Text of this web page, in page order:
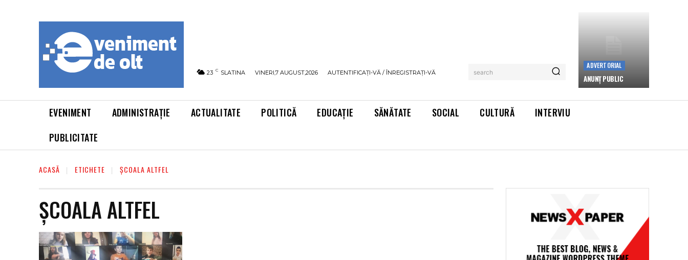
23 C SLATINA VINERI,7 AUGUST,2026 AUTENTIFICAȚI-VĂ / ÎNREGISTRAȚI-VĂ search
ADVERTORIAL
ANUNȚ PUBLIC
EVENIMENT ADMINISTRAȚIE ACTUALITATE POLITICĂ EDUCAȚIE SĂNĂTATE SOCIAL CULTURĂ
INTERVIU
PUBLICITATE
ACASĂ ETICHETE ȘCOALA ALTFEL
ȘCOALA ALTFEL